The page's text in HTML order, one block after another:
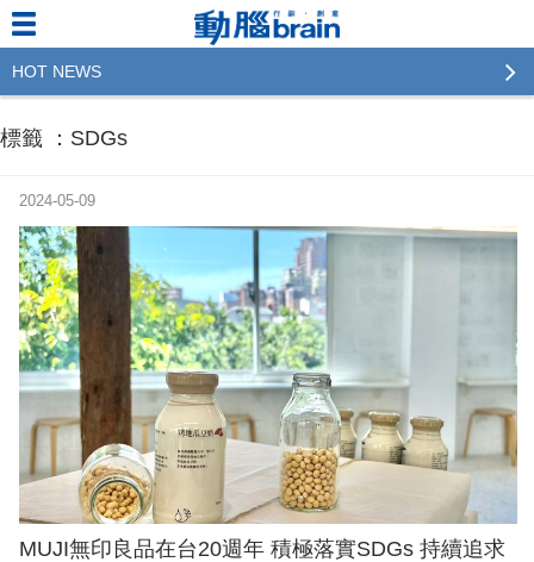
標籤 ：SDGs
MUJI無印良品在台20週年 積極落實SDGs 持續追求
2024-05-09
HOT NEWS
更創新及具影響力
2022行銷傳播傑出貢獻獎得獎名單揭曉，近400位行
銷傳播人共襄盛舉！The Winners of 2022《Brain》
Excellence Agency& Advertiser of the year
LINE 推出「AI 肖像」新功能 體驗專業棚拍的高質
感美照
2023台灣民生快消品牌排行 14億次國民消費揭曉品
牌足跡贏家
域動行銷公布人事異動
CSD中衛營運長張德成：中衛跳脫框架 玩出口罩新
時尚